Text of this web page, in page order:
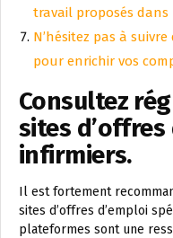
travail proposés dans
N’hésitez pas à
pour enrichir vos
Consultez
sites
infirmiers.
Il est fortement
sites d’offres d’emploi
plateformes sont une